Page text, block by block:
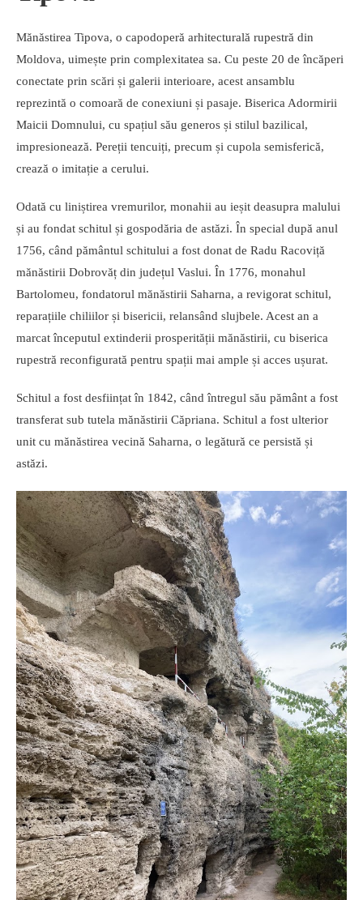
Mănăstirea Tipova, o capodoperă arhitecturală rupestră din
Moldova, uimește prin complexitatea sa. Cu peste 20 de încăperi
conectate prin scări și galerii interioare, acest ansamblu
reprezintă o comoară de conexiuni și pasaje. Biserica Adormirii
Maicii Domnului, cu spațiul său generos și stilul bazilical,
impresionează. Pereții tencuiți, precum și cupola semisferică,
crează o imitație a cerului.
Odată cu liniștirea vremurilor, monahii au ieșit deasupra malului
și au fondat schitul și gospodăria de astăzi. În special după anul
1756, când pământul schitului a fost donat de Radu Racoviță
mănăstirii Dobrovăț din județul Vaslui. În 1776, monahul
Bartolomeu, fondatorul mănăstirii Saharna, a revigorat schitul,
reparațiile chiliilor și bisericii, relansând slujbele. Acest an a
marcat începutul extinderii prosperității mănăstirii, cu biserica
rupestră reconfigurată pentru spații mai ample și acces ușurat.
Schitul a fost desființat în 1842, când întregul său pământ a fost
transferat sub tutela mănăstirii Căpriana. Schitul a fost ulterior
unit cu mănăstirea vecină Saharna, o legătură ce persistă și
astăzi.